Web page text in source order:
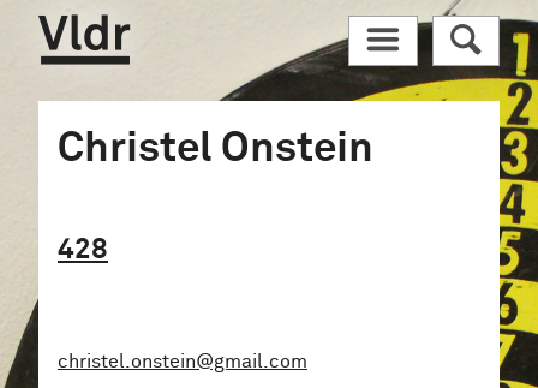
Vldr M R
Christel Onstein
428
christel.onstein@gmail.com